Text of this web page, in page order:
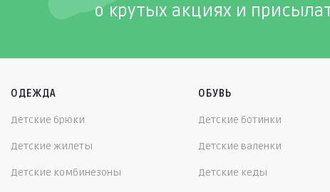
о крутых акциях и
ОДЕЖДА
Детские брюки
Детские жилеты
Детские комбинезоны
ОБУВЬ
Детские ботинки
Детские валенки
Детские кеды